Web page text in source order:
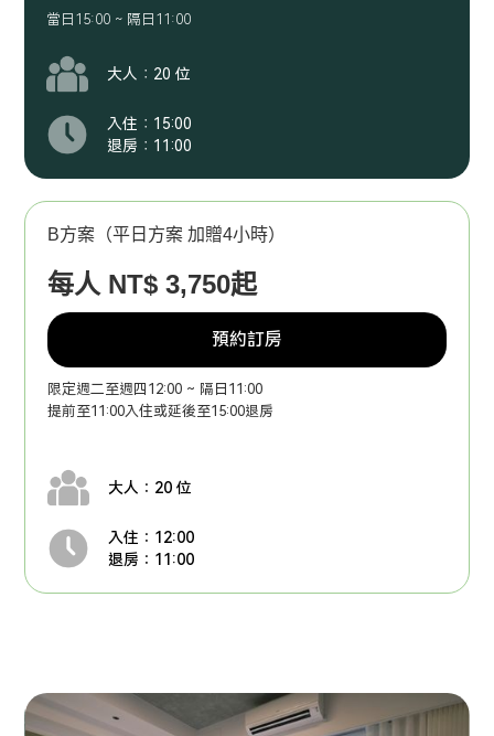
當日15:00 ~ 隔日11:00
大人：20 位
入住：15:00
退房：11:00
B方案（平日方案 加贈4小時）
每人 NT$ 3,750起
預約訂房
限定週二至週四12:00 ~ 隔日11:00
提前至11:00入住或延後至15:00退房
大人：20 位
入住：12:00
退房：11:00